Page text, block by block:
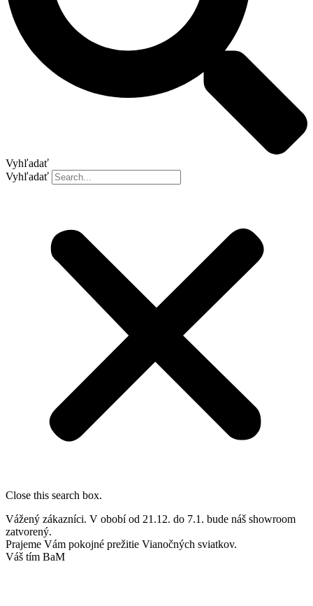
Vyhľadať
Vyhľadať
Close this search box.
Vážený zákazníci. V obobí od 21.12. do 7.1. bude náš showroom
zatvorený.
Prajeme Vám pokojné prežitie Vianočných sviatkov.
Váš tím BaM